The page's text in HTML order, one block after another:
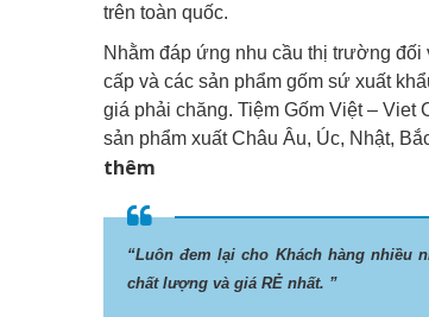
trên toàn quốc.
Nhằm đáp ứng nhu cầu thị trường
cấp và các sản phẩm gốm sứ xuất
giá phải chăng. Tiệm Gốm Việt – Viet
sản phẩm xuất Châu Âu, Úc, Nhật,
thêm
“Luôn đem lại cho Khách hàng nhiều
chất lượng và giá RẺ nhất. ”